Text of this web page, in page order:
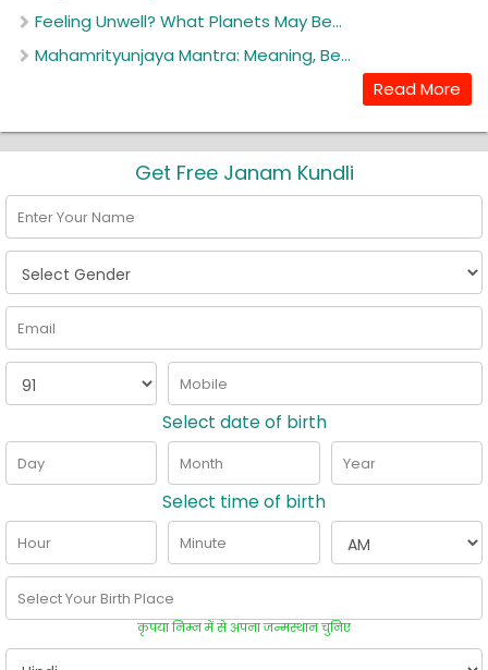
Feeling Unwell? What Planets May Be...
Mahamrityunjaya Mantra: Meaning, Be...
Read More
Get Free Janam Kundli
Enter Your Name
Email
Mobile
Select date of birth
Day Month Year
Select time of birth
Hour Minute
Select Your Birth Place
कृपया निम्न में से अपना जन्मस्थान चुनिए